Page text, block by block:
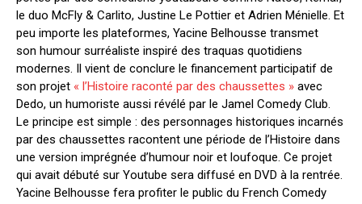
le duo McFly & Carlito, Justine Le Pottier et Adrien Ménielle. Et
peu importe les plateformes, Yacine Belhousse transmet
son humour surréaliste inspiré des traquas quotidiens
modernes. Il vient de conclure le financement participatif de
son projet « l’Histoire raconté par des chaussettes » avec
Dedo, un humoriste aussi révélé par le Jamel Comedy Club.
Le principe est simple : des personnages historiques incarnés
par des chaussettes racontent une période de l’Histoire dans
une version imprégnée d’humour noir et loufoque. Ce projet
qui avait débuté sur Youtube sera diffusé en DVD à la rentrée.
Yacine Belhousse fera profiter le public du French Comedy